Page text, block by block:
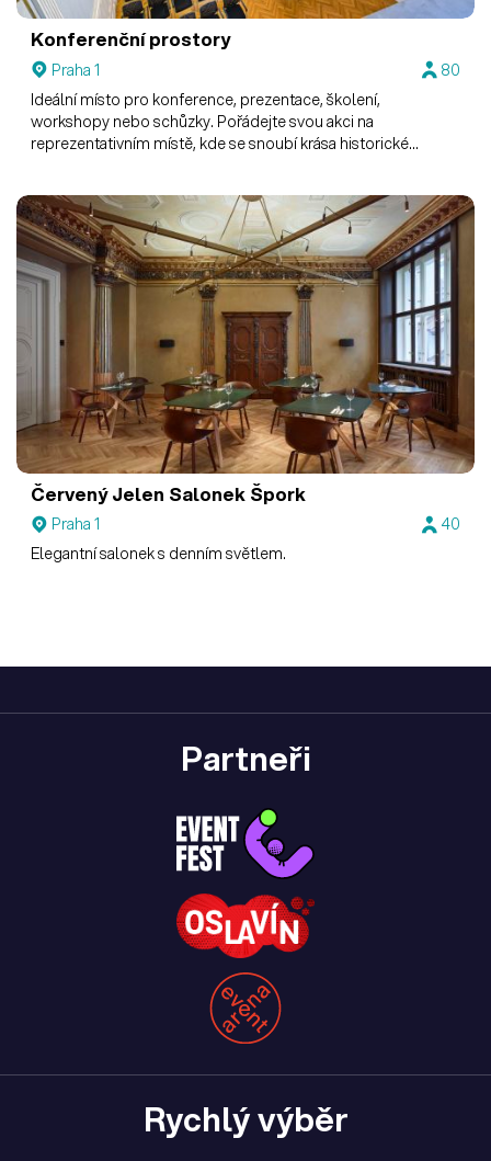
Konferenční prostory
Praha 1
80
Ideální místo pro konference, prezentace, školení,
workshopy nebo schůzky. Pořádejte svou akci na
reprezentativním místě, kde se snoubí krása historické
Červený Jelen Salonek Špork
Praha 1
40
Elegantní salonek s denním světlem.
Partneři
Rychlý výběr